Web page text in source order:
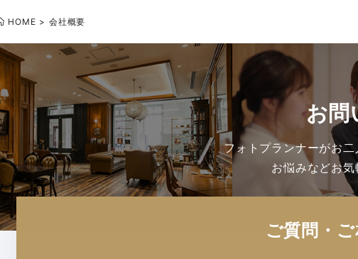
HOME 会社概要
お問
フォトプランナーがお二
お悩みなどお気
ご質問・